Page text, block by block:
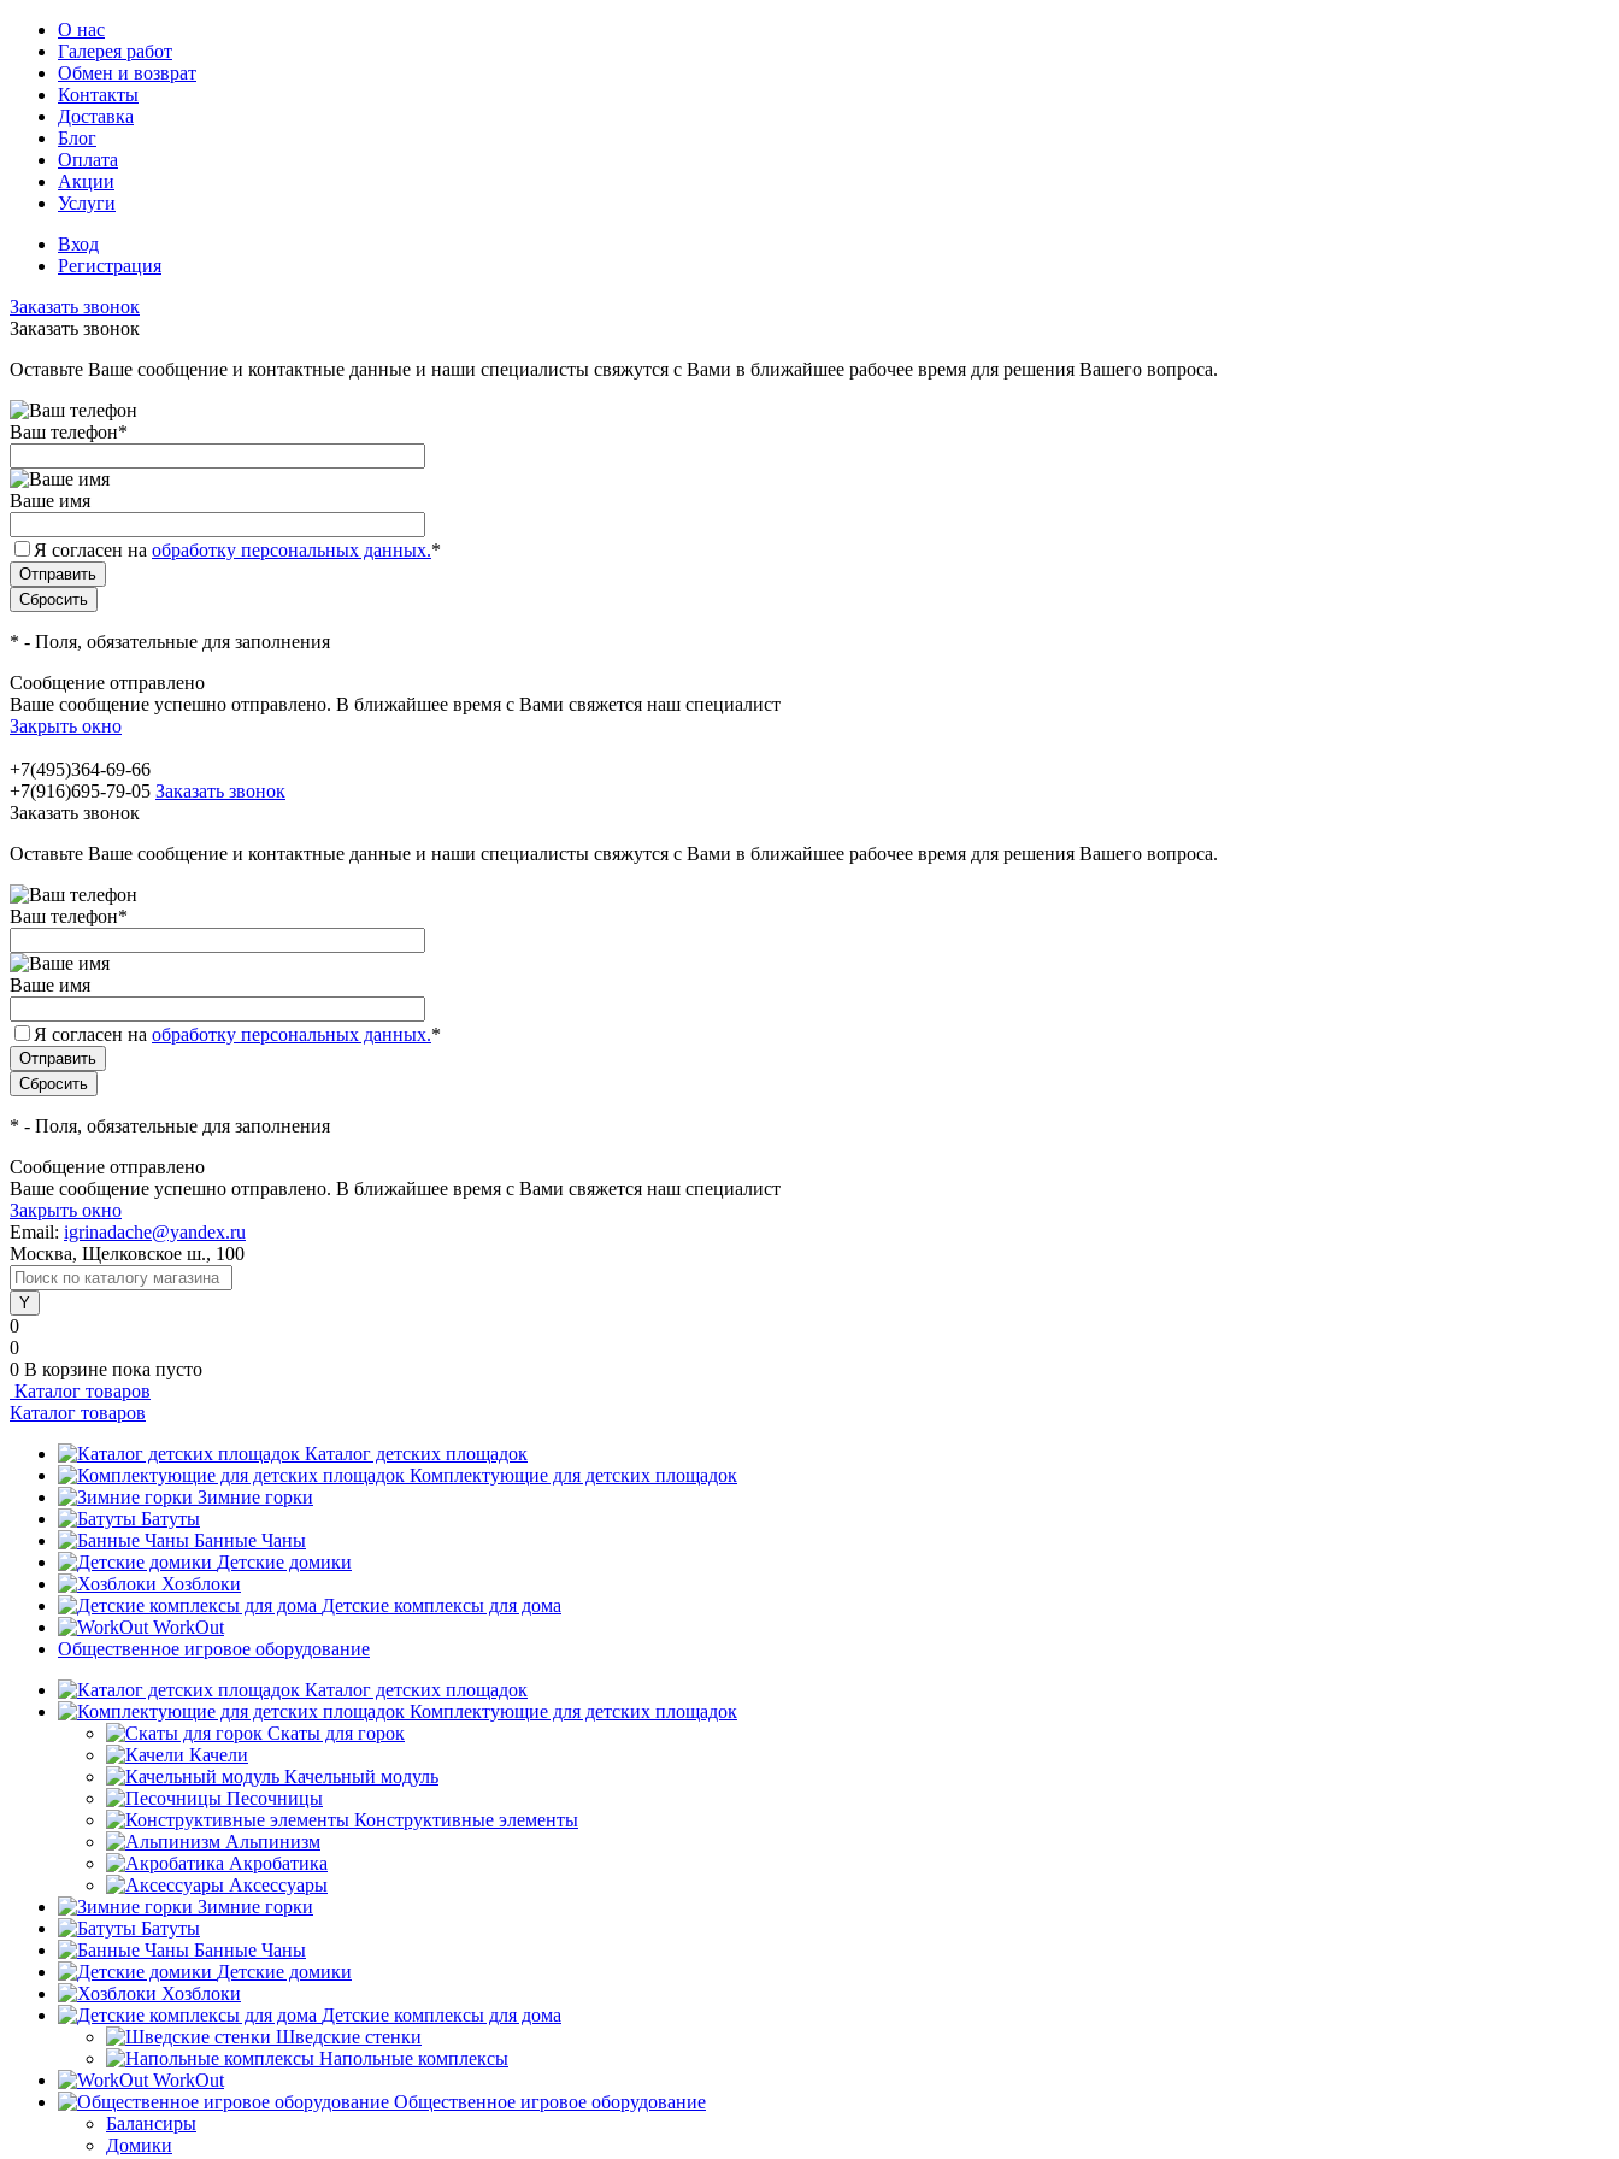
О нас
Галерея работ
Обмен и возврат
Контакты
Доставка
Блог
Оплата
Акции
Услуги
Вход
Регистрация
Заказать звонок
Заказать звонок
Оставьте Ваше сообщение и контактные данные и наши специалисты свяжутся с Вами в ближайшее рабочее время для решения Вашего вопроса.
Ваш телефон*
Ваше имя
Я согласен на обработку персональных данных.*
* - Поля, обязательные для заполнения
Сообщение отправлено
Ваше сообщение успешно отправлено. В ближайшее время с Вами свяжется наш специалист
Закрыть окно
+7(495)364-69-66
+7(916)695-79-05 Заказать звонок
Заказать звонок
Оставьте Ваше сообщение и контактные данные и наши специалисты свяжутся с Вами в ближайшее рабочее время для решения Вашего вопроса.
Ваш телефон*
Ваше имя
Я согласен на обработку персональных данных.*
* - Поля, обязательные для заполнения
Сообщение отправлено
Ваше сообщение успешно отправлено. В ближайшее время с Вами свяжется наш специалист
Закрыть окно
Email: igrinadache@yandex.ru
Москва, Щелковское ш., 100
0
0
0 В корзине пока пусто
Каталог товаров
Каталог товаров
Каталог детских площадок
Комплектующие для детских площадок
Зимние горки
Батуты
Банные Чаны
Детские домики
Хозблоки
Детские комплексы для дома
WorkOut
Общественное игровое оборудование
Каталог детских площадок
Комплектующие для детских площадок
Скаты для горок
Качели
Качельный модуль
Песочницы
Конструктивные элементы
Альпинизм
Акробатика
Аксессуары
Зимние горки
Батуты
Банные Чаны
Детские домики
Хозблоки
Детские комплексы для дома
Шведские стенки
Напольные комплексы
WorkOut
Общественное игровое оборудование
Балансиры
Домики